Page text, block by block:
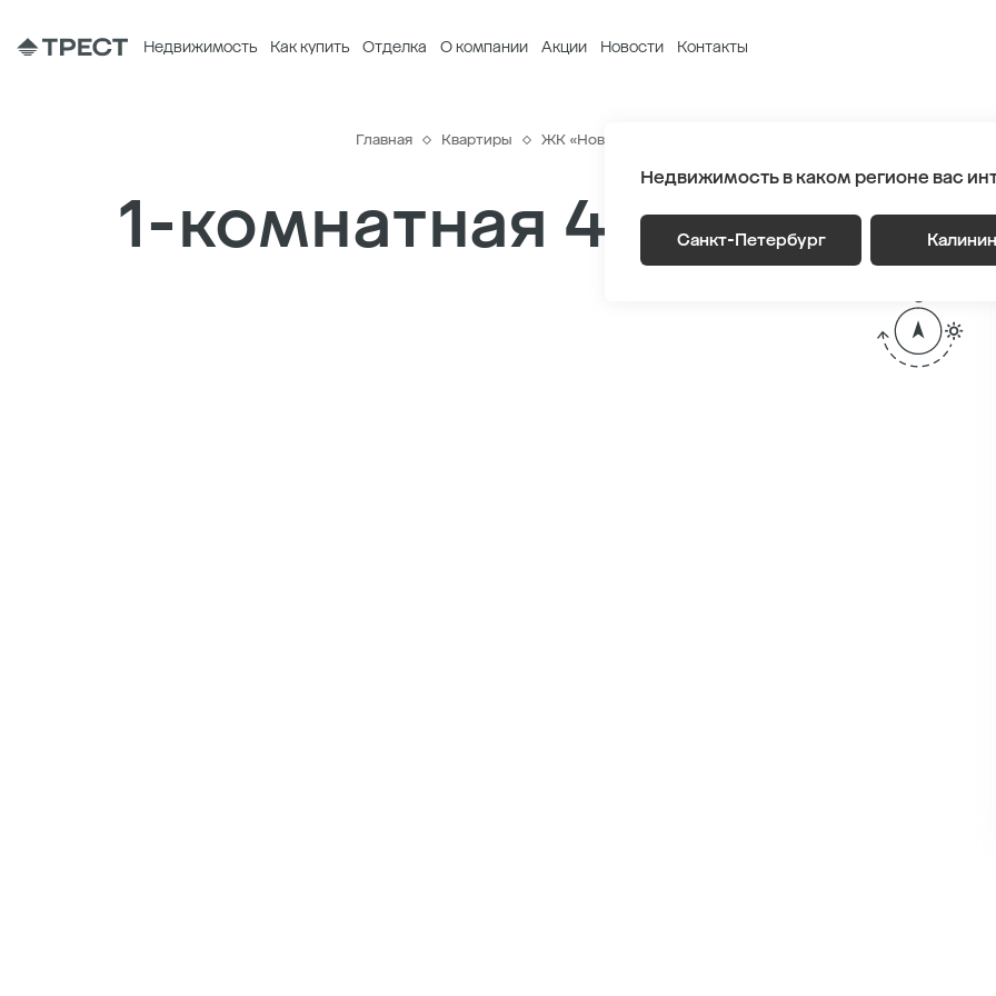
Недвижимость Как купить Отделка О компании Акции Новости Контакты
Недвижимость в каком регионе вас
Санкт-Петербург
Главная Квартиры ЖК «Новый Питер»
1-комнатная 43.9 м2